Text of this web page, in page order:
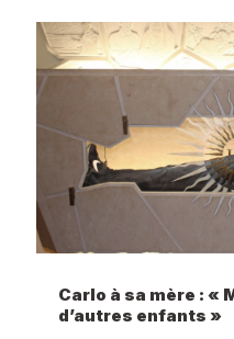
Carlo à sa mère : «
d’autres enfants »